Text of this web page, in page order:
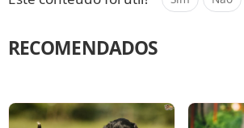
RECOMENDADOS